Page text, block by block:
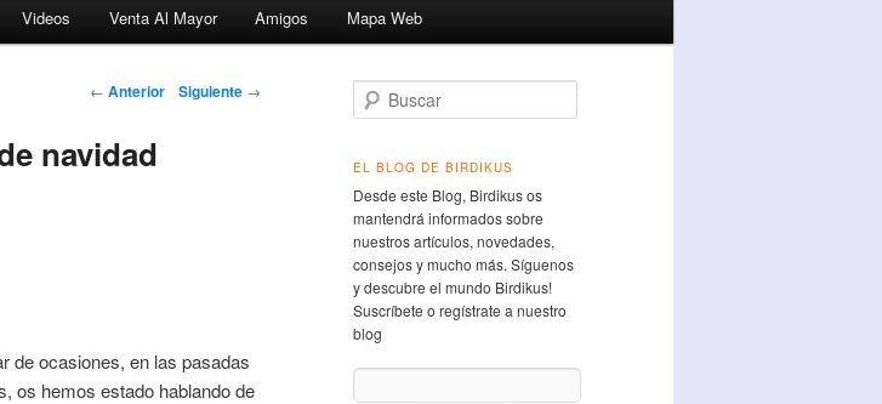
Videos Venta Al Mayor Amigos Mapa Web
Navegador de
← Anterior Siguiente →
navidad
de ocasiones, en las pasadas
os hemos estado hablando de
Buscar
EL BLOG DE BIRDIKUS
Desde este Blog, Birdikus os
mantendrá informados sobre
nuestros artículos, novedades,
consejos y mucho más. Síguenos
y descubre el mundo Birdikus!
Suscríbete o regístrate a nuestro
blog